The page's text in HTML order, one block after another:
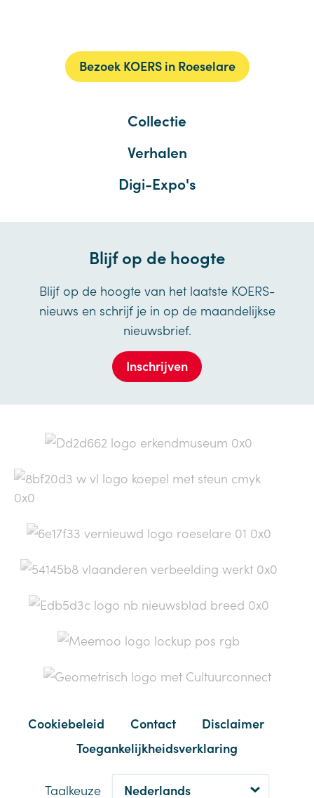
Bezoek KOERS in Roeselare
Collectie
Verhalen
Digi-Expo's
Blijf op de hoogte
Blijf op de hoogte van het laatste KOERS-
nieuws en schrijf je in op de maandelijkse
nieuwsbrief.
Inschrijven
Cookiebeleid Contact
Disclaimer
Toegankelijkheidsverklaring
Taalkeuze